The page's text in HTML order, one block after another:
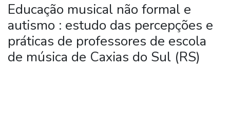
Educação musical não formal e
autismo : estudo das percepções e
práticas de professores de escola
de música de Caxias do Sul (RS)